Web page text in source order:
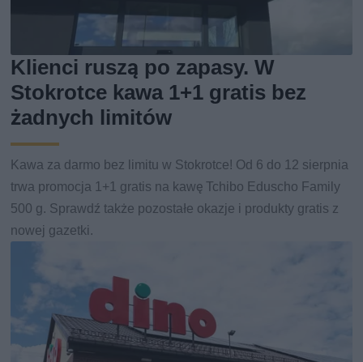
Klienci ruszą po zapasy. W
Stokrotce kawa 1+1 gratis bez
żadnych limitów
Kawa za darmo bez limitu w Stokrotce! Od 6 do 12 sierpnia
trwa promocja 1+1 gratis na kawę Tchibo Eduscho Family
500 g. Sprawdź także pozostałe okazje i produkty gratis z
nowej gazetki.